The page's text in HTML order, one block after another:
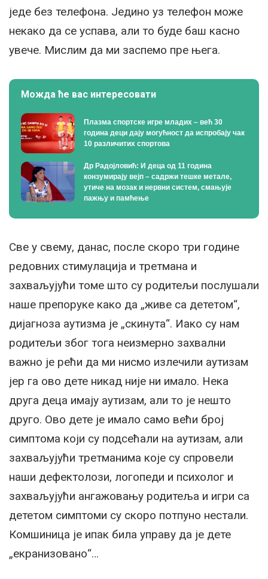
једе без телефона. Једино уз телефон може
некако да се успава, али то буде баш касно
увече. Мислим да ми заспемо пре њега.
Можда ће вас интересовати
Плазма спортске игре младих – већ 30
година деци дају могућност да испробају чак
10 различитих спортова
Др Радојловић: И деца од 11 година
конзумирају вејп – садржи тешке метале,
утиче на мозак и нервни систем, смањује
пажњу и памћење
Све у свему, данас, после скоро три године
редовних стимулација и третмана и
захваљујући томе што су родитељи послушали
наше препоруке како да „живе са дететом“,
дијагноза аутизма је „скинута“. Иако су нам
родитељи због тога неизмерно захвални
важно је рећи да ми нисмо излечили аутизам
јер га ово дете никад није ни имало. Нека
друга деца имају аутизам, али то је нешто
друго. Ово дете је имало само већи број
симптома који су подсећали на аутизам, али
захваљујући третманима које су спровели
наши дефектолози, логопеди и психолог и
захваљујући ангажовању родитеља и игри са
дететом симптоми су скоро потпуно нестали.
Комшиница је ипак била управу да је дете
„екранизовано“…